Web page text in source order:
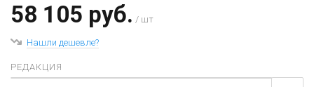
58 105 руб. / шт
Нашли дешевле?
РЕДАКЦИЯ